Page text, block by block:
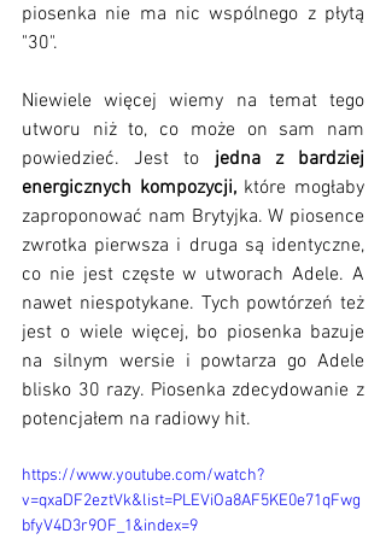
piosenka nie ma nic wspólnego z płytą
"30".
Niewiele więcej wiemy na temat tego
utworu niż to, co może on sam nam
powiedzieć. Jest to jedna z bardziej
energicznych kompozycji, które mogłaby
zaproponować nam Brytyjka. W piosence
zwrotka pierwsza i druga są identyczne,
co nie jest częste w utworach Adele. A
nawet niespotykane. Tych powtórzeń też
jest o wiele więcej, bo piosenka bazuje
na silnym wersie i powtarza go Adele
blisko 30 razy. Piosenka zdecydowanie z
potencjałem na radiowy hit.
https://www.youtube.com/watch?
v=qxaDF2eztVk&list=PLEViOa8AF5KE0e71qFwg
bfyV4D3r9OF_1&index=9